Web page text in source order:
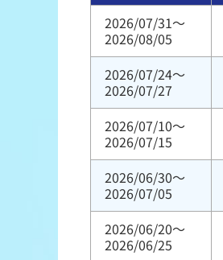
2026/07/31～
2026/08/05
2026/07/24～
2026/07/27
2026/07/10～
2026/07/15
2026/06/30～
2026/07/05
2026/06/20～
2026/06/25